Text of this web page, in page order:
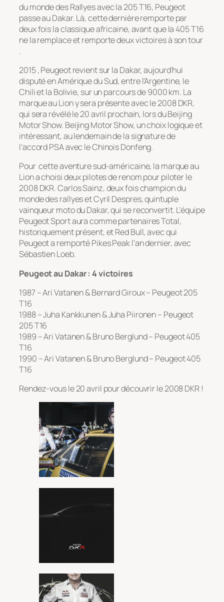
du monde des Rallyes avec la 205 T16, Peugeot
passe au Dakar. Là, cette dernière remporte par
deux fois la classique africaine, avant que la 405 T16
ne la remplace et remporte deux victoires à son tour
.
2015 , Peugeot revient sur la Dakar, aujourd’hui
disputé en Amérique du Sud, entre l’Argentine, le
Chili et la Bolivie, sur un parcours de 9000 km. La
marque au Lion y sera présente avec le 2008 DKR,
qui sera révélé le 20 avril prochain, lors du Beijing
Motor Show. Beijing Motor Show, un choix logique et
intéressant, au lendemain de la signature de
l’accord PSA avec le Chinois Donfeng.
Pour cette aventure sud-américaine, la marque au
Lion a choisi deux pilotes de renom pour piloter le
2008 DKR. Carlos Sainz, deux fois champion du
monde des rallyes et Cyril Despres, quintuple
vainqueur moto du Dakar, qui se reconvertit. L’équipe
Peugeot Sport aura comme partenaires Total,
historiquement présent, et Red Bull, avec qui
Peugeot a remporté Pikes Peak l’an dernier, avec
Sébastien Loeb.
Peugeot au Dakar : 4 victoires
1987 – Ari Vatanen & Bernard Giroux – Peugeot 205
T16
1988 – Juha Kankkunen & Juha Piironen – Peugeot
205 T16
1989 – Ari Vatanen & Bruno Berglund – Peugeot 405
T16
1990 – Ari Vatanen & Bruno Berglund – Peugeot 405
T16
Rendez-vous le 20 avril pour découvrir le 2008 DKR !